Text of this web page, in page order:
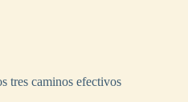
tres caminos efectivos